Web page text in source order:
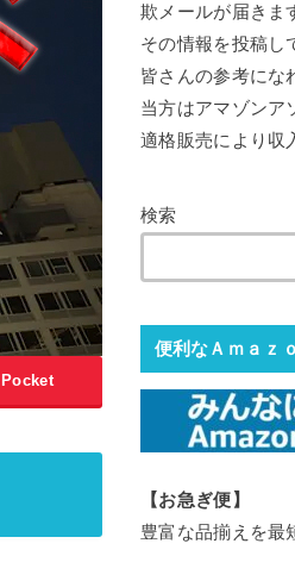
Pocket
欺メールが届きま
その情報を投稿し
皆さんの参考にな
当方はアマゾンア
適格販売により収
検索
便利なＡｍａｚ
【お急ぎ便】
豊富な品揃えを最